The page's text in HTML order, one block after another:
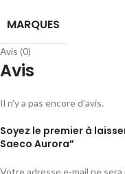
MARQUES
Avis (0)
Avis
Il n’y a pas encore d’avis.
Soyez le premier à
Saeco Aurora”